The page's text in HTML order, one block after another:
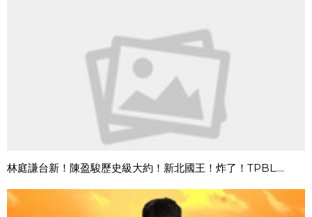
林庭謙台新！陳盈駿歷史級大約！新北國王！炸了！TPBL....